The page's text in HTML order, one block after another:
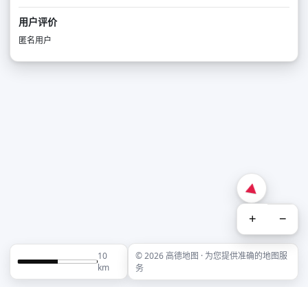
用户评价
匿名用户
+ −
10
km
© 2026 高德地图 · 为您提供准确的地图服
务